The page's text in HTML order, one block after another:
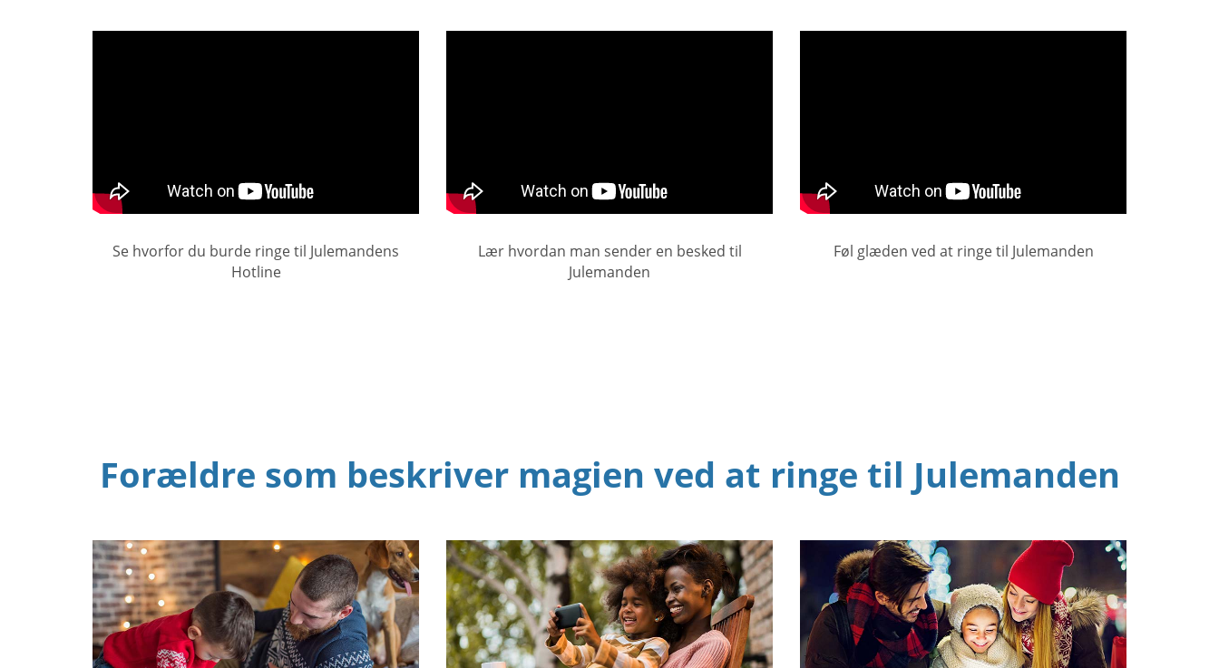
Se hvorfor du burde ringe til Julemandens
Hotline
Lær hvordan man sender en besked til
Julemanden
Føl glæden ved at ringe til Julemanden
Forældre som beskriver magien ved at ringe til Julemanden